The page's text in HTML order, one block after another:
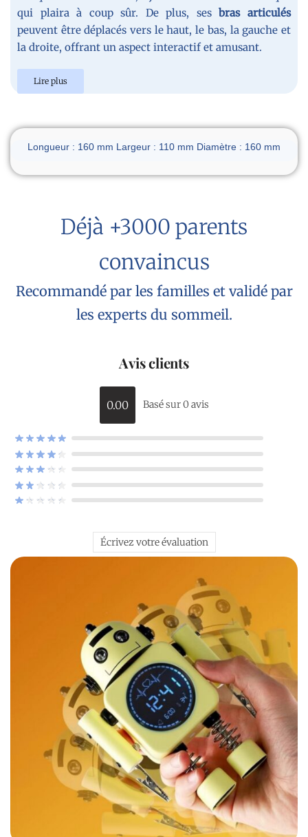
qui plaira à coup sûr. De plus, sesbras articulés
peuvent être déplacés vers le haut, le bas, la gauche et
la droite, offrant un aspect interactif et amusant.
Lire plus
Dimensions du réveil
Longueur : 160 mm Largeur : 110 mm Diamètre : 160 mm
Déjà +3000 parents
convaincus
Recommandé par les familles et validé par
les experts du sommeil.
Avis clients
0.00 Basé sur 0 avis
Écrivez votre évaluation